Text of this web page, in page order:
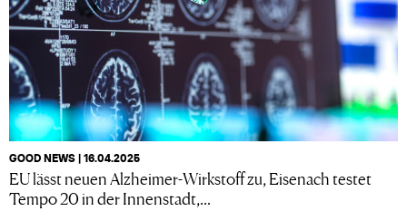
GOOD NEWS | 16.04.2025
EU lässt neuen Alzheimer-Wirkstoff zu, Eisenach testet
Tempo 20 in der Innenstadt,...